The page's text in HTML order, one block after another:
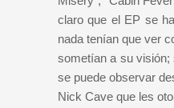
claro que el EP se
nada tenían que ver
sometían a su visión;
se puede observar
Nick Cave que les